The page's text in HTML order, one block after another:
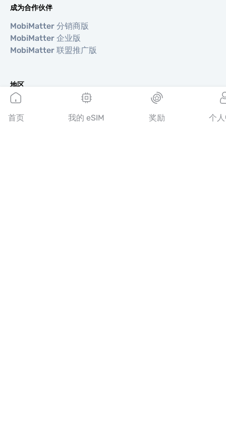
成为合作伙伴
MobiMatter 分销商版
MobiMatter 企业版
MobiMatter 联盟推广版
地区
欧洲 eSIM
亚洲 eSIM
首页 我的 eSIM 奖励 个